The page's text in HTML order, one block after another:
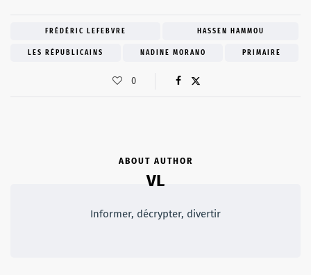
FRÉDÉRIC LEFEBVRE HASSEN HAMMOU
LES RÉPUBLICAINS NADINE MORANO PRIMAIRE
0
ABOUT AUTHOR
VL
Informer, décrypter, divertir